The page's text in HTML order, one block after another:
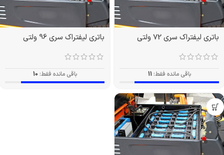
باتری لیفتراک سری 72 ولتی
باقی مانده فقط: 11
باتری لیفتراک سری 96 ولتی
باقی مانده فقط: 10